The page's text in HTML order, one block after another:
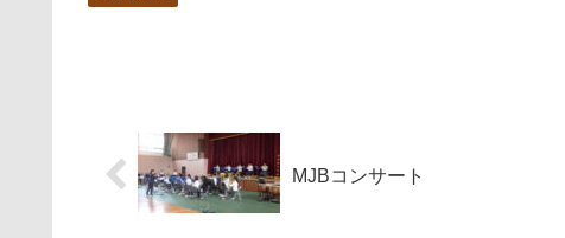
MJBコンサート